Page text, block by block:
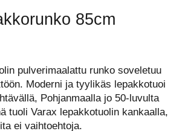
85cm
pulverimaalattu runko soveletuu
Moderni ja tyylikäs lepakkotuoi
Pohjanmaalla jo 50-luvulta
tuoli Varax lepakkotuolin kankaalla,
ei vaihtoehtoja.